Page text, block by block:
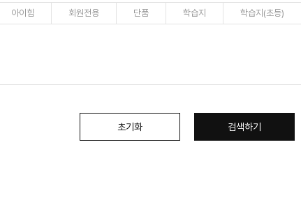
아이힘 회원전용 단품 학습지 학습지(초등)
초기화 검색하기